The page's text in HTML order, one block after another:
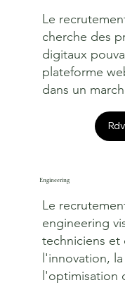
Le
cherche des
digitaux
plateforme
dans un
Engineering
Le
engineering
techniciens
l'innovation,
l'optimisation